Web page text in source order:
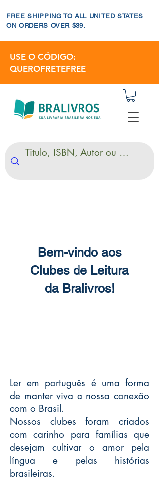
FREE SHIPPING TO ALL UNITED STATES
ON ORDERS OVER $39.
USE O CÓDIGO:
QUEROFRETEFREE
Bem-vindo aos
Clubes de Leitura
da Bralivros!
Ler em português é uma forma
de manter viva a nossa conexão
com o Brasil.
Nossos clubes foram criados
com carinho para famílias que
desejam cultivar o amor pela
língua e pelas histórias
brasileiras.​